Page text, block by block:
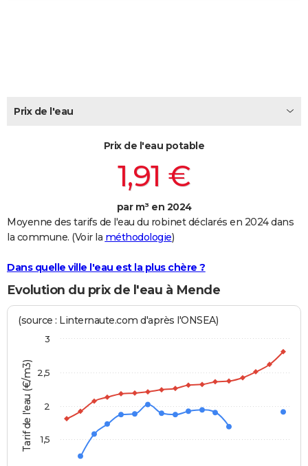
FORUM
Bricolage
Lifestyle
Culture
Sport
Auto
Television
Voyage
Cinema
Prix de l'eau
Prix de l'eau potable
1,91 €
par m³ en 2024
Moyenne des tarifs de l'eau du robinet déclarés en 2024 dans
la commune. (Voir la méthodologie)
Dans quelle ville l'eau est la plus chère ?
Evolution du prix de l'eau à Mende
Tarif de l'eau (€/m3)
(source : Linternaute.com d'après l'ONSEA)
1,5
2
2,5
3